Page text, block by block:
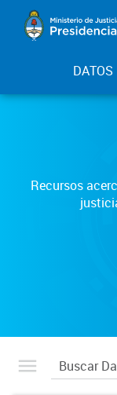
DATOS
Recursos